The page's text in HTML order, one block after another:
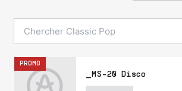
PROMO
_MS-20 Disco